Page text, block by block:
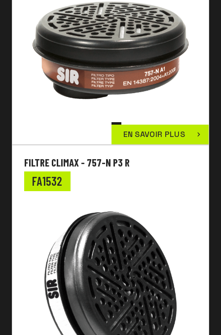
EN SAVOIR PLUS
FILTRE CLIMAX - 757-N P3 R
FA1532